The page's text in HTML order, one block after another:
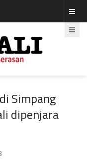
Simpang
dipenjara